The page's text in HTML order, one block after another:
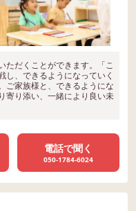
ただくことができます。「こ
し、できるようになっていく
ご家族様と、できるようにな
寄り添い、一緒により良い未
電話で聞く
050-1784-6024